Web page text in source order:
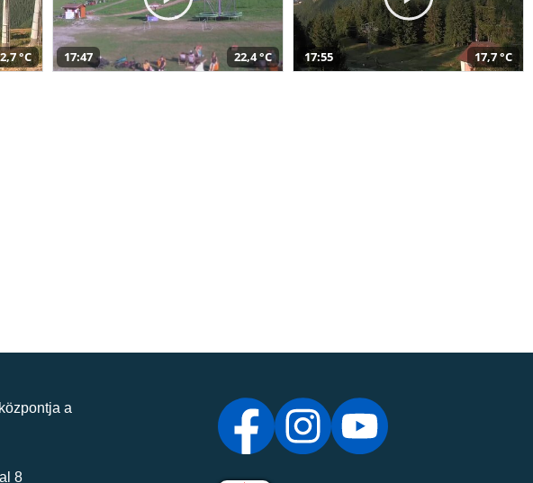
°C 17:47 22,4 °C 17:55 17,7 °C
a
8